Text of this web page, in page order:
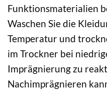
Funktionsmaterialien
Waschen Sie die
Temperatur und
im Trockner bei
Imprägnierung zu
Nachimprägnieren